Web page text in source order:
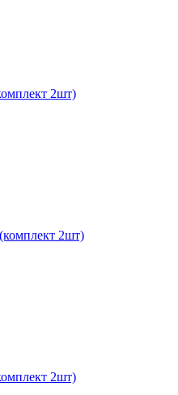
2шт)
2шт)
2шт)